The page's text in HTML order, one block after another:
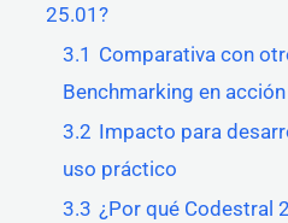
25.01?
3.1 Comparativa con
Benchmarking en acción
3.2 Impacto para
uso práctico
3.3 ¿Por qué Codestral